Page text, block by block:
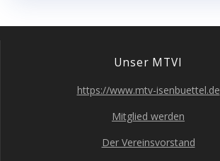
Unser MTVI
https://www.mtv-isenbuettel.de
Mit­glied werden
Der Ver­eins­vor­stand